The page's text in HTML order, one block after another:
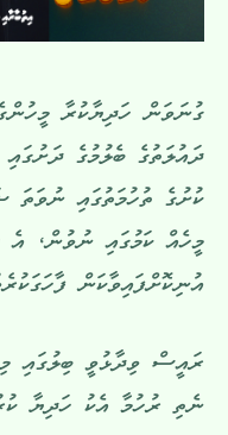
ގުނަވަން ހަދިޔާކުރާ
ދައުލަތުގެ ބެލުމުގެ
ކުށުގެ ތުހުމަތުގައި ނުވަތަ
މީހެއް ކަމުގައި ނުވުން،
އުނިކޮށްފައިވާކަން
ރައީސް ވިދާޅުވީ ބިލުގައި
ނެތި ރުހުމާ އެކު ހަދިޔާ